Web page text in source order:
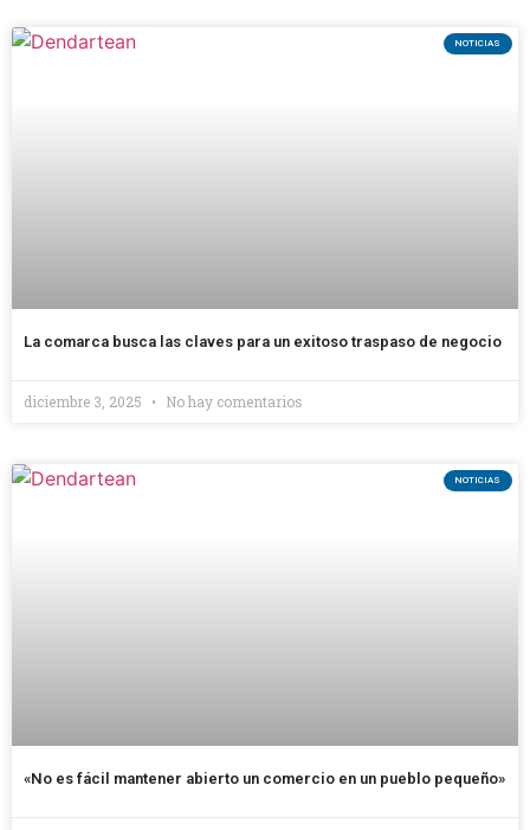
NOTICIAS
La comarca busca las claves para un exitoso traspaso de negocio
diciembre 3, 2025 No hay comentarios
NOTICIAS
«No es fácil mantener abierto un comercio en un pueblo pequeño»